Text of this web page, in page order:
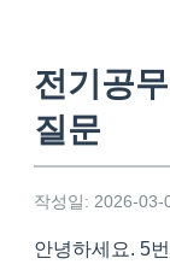
전기공
질문
작성일: 2026-03-
안녕하세요. 5